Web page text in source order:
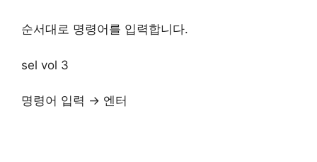
순서대로 명령어를 입력합니다.
sel vol 3
명령어 입력 → 엔터